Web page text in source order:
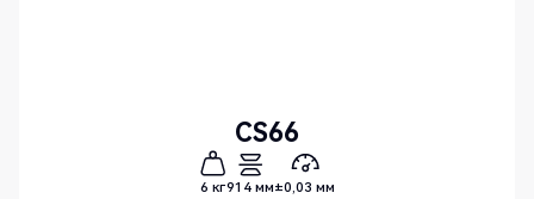
CS66
6 кг914 мм±0,03 мм